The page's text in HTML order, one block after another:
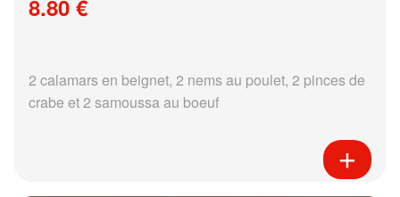
8.80 €
2 calamars en beignet, 2 nems au poulet, 2 pinces de
crabe et 2 samoussa au boeuf